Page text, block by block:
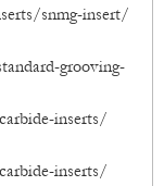
snmg-insert/
grooving-
inserts/
inserts/